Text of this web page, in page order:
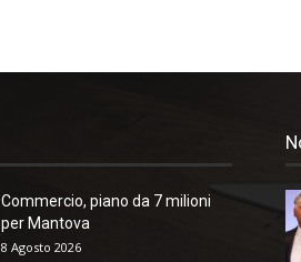
Commercio, piano da 7 milioni
per Mantova
8 Agosto 2026